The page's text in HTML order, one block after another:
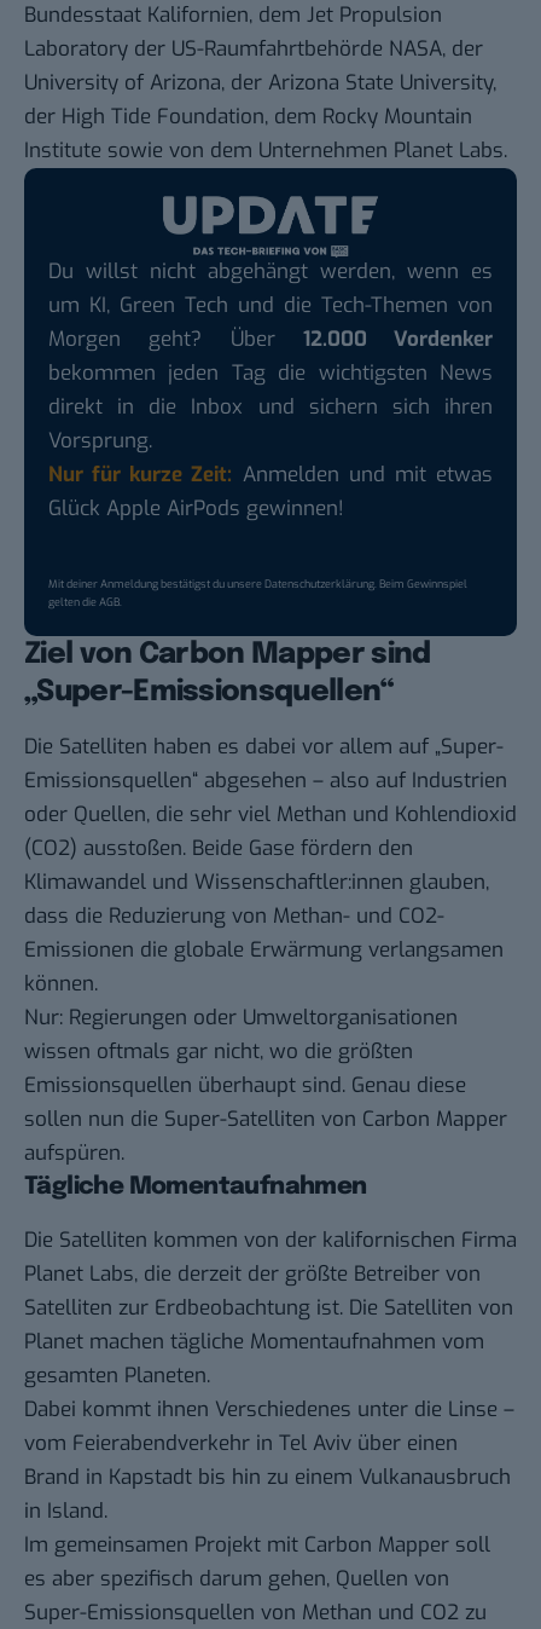
Bundesstaat Kalifornien, dem Jet Propulsion
Laboratory der US-Raumfahrtbehörde NASA, der
University of Arizona, der Arizona State University,
der High Tide Foundation, dem Rocky Mountain
Institute sowie von dem Unternehmen Planet Labs.
Du willst nicht abgehängt werden, wenn es
um KI, Green Tech und die Tech-Themen von
Morgen geht? Über 12.000 Vordenker
bekommen jeden Tag die wichtigsten News
direkt in die Inbox und sichern sich ihren
Vorsprung.
Nur für kurze Zeit: Anmelden und mit etwas
Glück Apple AirPods gewinnen!
Mit deiner Anmeldung bestätigst du unsereDatenschutzerklärung. Beim Gewinnspiel
gelten dieAGB.
Ziel von Carbon Mapper sind
„Super-Emissionsquellen“
Die Satelliten haben es dabei vor allem auf „Super-
Emissionsquellen“ abgesehen – also auf Industrien
oder Quellen, die sehr viel Methan und Kohlendioxid
(CO2) ausstoßen. Beide Gase fördern den
Klimawandel und Wissenschaftler:innen glauben,
dass die Reduzierung von Methan- und CO2-
Emissionen die globale Erwärmung verlangsamen
können.
Nur: Regierungen oder Umweltorganisationen
wissen oftmals gar nicht, wo die größten
Emissionsquellen überhaupt sind. Genau diese
sollen nun die Super-Satelliten von Carbon Mapper
aufspüren.
Tägliche Momentaufnahmen
Die Satelliten kommen von der kalifornischen Firma
Planet Labs, die derzeit der größte Betreiber von
Satelliten zur Erdbeobachtung ist. Die Satelliten von
Planet machen tägliche Momentaufnahmen vom
gesamten Planeten.
Dabei kommt ihnen Verschiedenes unter die Linse –
vom Feierabendverkehr in Tel Aviv über einen
Brand in Kapstadt bis hin zu einem Vulkanausbruch
in Island.
Im gemeinsamen Projekt mit Carbon Mapper soll
es aber spezifisch darum gehen, Quellen von
Super-Emissionsquellen von Methan und CO2 zu